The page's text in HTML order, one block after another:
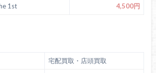
1st 4,500円
宅配買取・店頭買取